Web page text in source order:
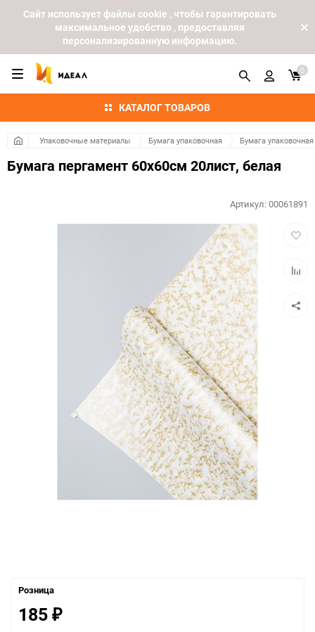
Cайт использует файлы cookie , чтобы гарантировать
максимальное удобство , предоставляя
персонализированную информацию.
КАТАЛОГ ТОВАРОВ
0
Упаковочные материалы Бумага упаковочная Бумага
Бумага пергамент 60х60см 20лист, белая
Артикул:00061891
Розница
185 ₽